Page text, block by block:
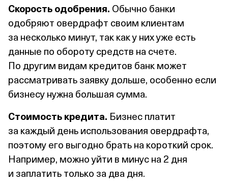
Скорость одобрения. Обычно банки
одобряют овердрафт своим клиентам
за несколько минут, так как у них уже есть
данные по обороту средств на счете.
По другим видам кредитов банк может
рассматривать заявку дольше, особенно если
бизнесу нужна большая сумма.
Стоимость кредита. Бизнес платит
за каждый день использования овердрафта,
поэтому его выгодно брать на короткий срок.
Например, можно уйти в минус на 2 дня
и заплатить только за два дня.